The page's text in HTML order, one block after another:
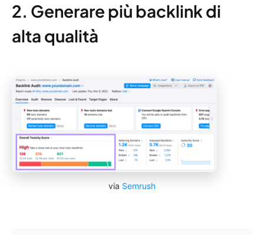
2. Generare più backlink di
alta qualità
via Semrush